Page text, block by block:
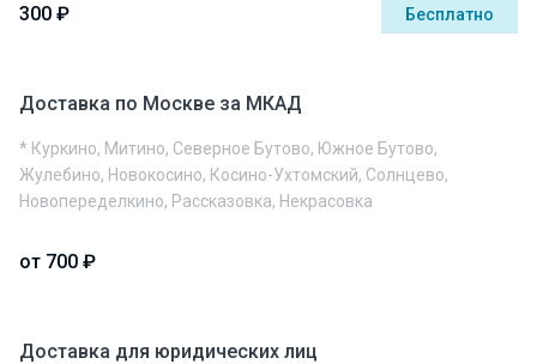
300 ₽ Бесплатно
Доставка по Москве за МКАД
* Куркино, Митино, Северное Бутово, Южное Бутово,
Жулебино, Новокосино, Косино-Ухтомский, Солнцево,
Новопеределкино, Рассказовка, Некрасовка
от 700 ₽
Доставка для юридических лиц